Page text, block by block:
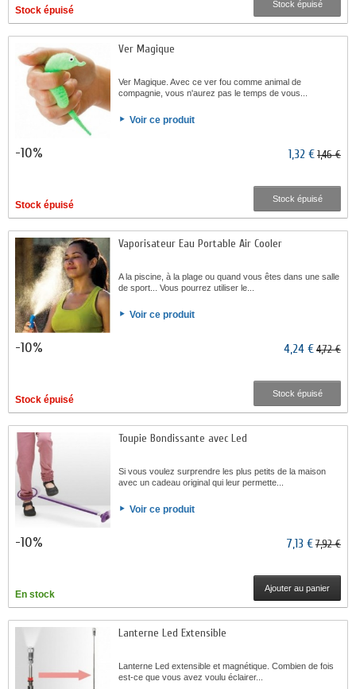
Stock épuisé
Stock épuisé
Ver Magique
Ver Magique. Avec ce ver fou comme animal de
compagnie, vous n'aurez pas le temps de vous...
Voir ce produit
-10% 1,32 €1,46 €
Stock épuisé
Stock épuisé
Vaporisateur Eau Portable Air Cooler
A la piscine, à la plage ou quand vous êtes dans une salle
de sport... Vous pourrez utiliser le...
Voir ce produit
-10% 4,24 €4,72 €
Stock épuisé
Stock épuisé
Toupie Bondissante avec Led
Si vous voulez surprendre les plus petits de la maison
avec un cadeau original qui leur permette...
Voir ce produit
-10% 7,13 €7,92 €
En stock
Ajouter au panier
Lanterne Led Extensible
Lanterne Led extensible et magnétique. Combien de fois
est-ce que vous avez voulu éclairer...